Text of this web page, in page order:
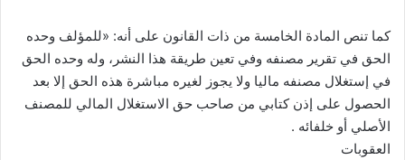
كما تنص المادة الخامسة من ذات القانون على أنه: «للمؤلف وحده
الحق في تقرير مصنفه وفي تعين طريقة هذا النشر، وله وحده الحق
في إستغلال مصنفه ماليا ولا يجوز لغيره مباشرة هذه الحق إلا بعد
الحصول على إذن كتابي من صاحب حق الاستغلال المالي للمصنف
الأصلي أو خلفائه .
العقوبات